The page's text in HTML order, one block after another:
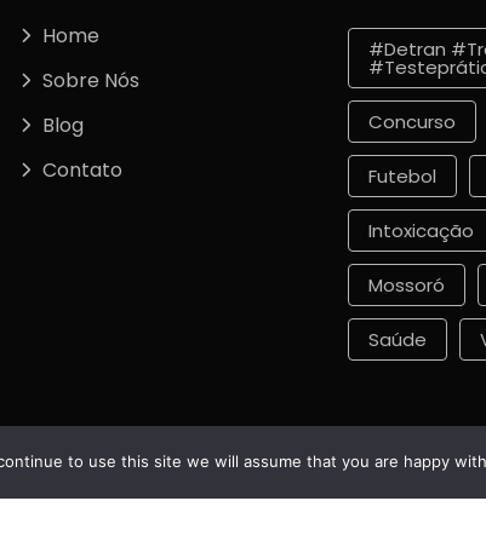
Home
Sobre Nós
Blog
Contato
#detran
Concurso
Futebol
Intoxicação
Mossoró
Saúde
to use this site we will assume that you are happy